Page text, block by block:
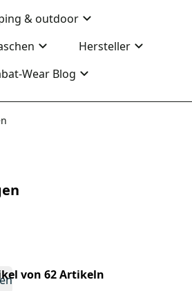
& outdoor
Hersteller
Wear Blog
von 62 Artikeln